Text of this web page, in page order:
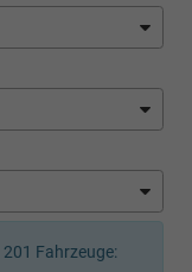
201 Fahrzeuge: